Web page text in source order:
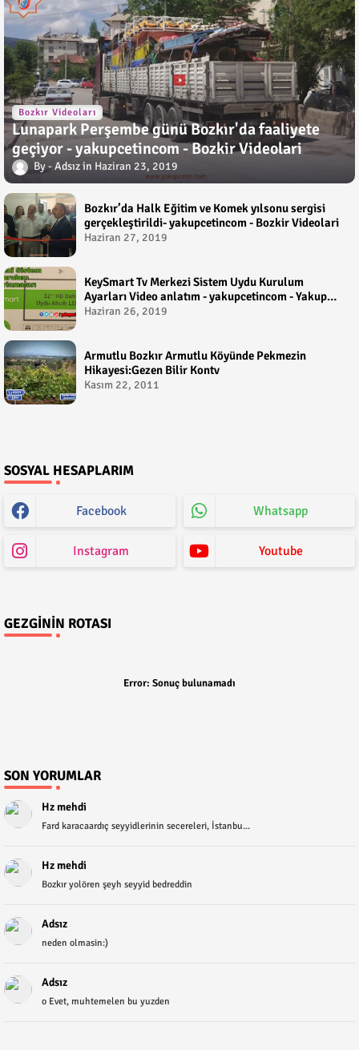
Bozkır Videoları
Lunapark Perşembe günü Bozkır'da faaliyete
geçiyor - yakupcetincom - Bozkir Videolari
Adsız Haziran 23, 2019
Bozkır’da Halk Eğitim ve Komek yılsonu sergisi
gerçekleştirildi- yakupcetincom - Bozkir Videolari
Haziran 27, 2019
KeySmart Tv Merkezi Sistem Uydu Kurulum
Ayarları Video anlatım - yakupcetincom - Yakup
Çetin
Haziran 26, 2019
Armutlu Bozkır Armutlu Köyünde Pekmezin
Hikayesi:Gezen Bilir Kontv
Kasım 22, 2011
SOSYAL HESAPLARIM
Facebook Whatsapp
Instagram Youtube
GEZGININ ROTASI
Error: Sonuç bulunamadı
SON YORUMLAR
Hz mehdi
Fard karacaardıç seyyidlerinin secereleri, İstanbu...
Hz mehdi
Bozkır yolören şeyh seyyid bedreddin
Adsız
neden olmasin:)
Adsız
o Evet, muhtemelen bu yuzden